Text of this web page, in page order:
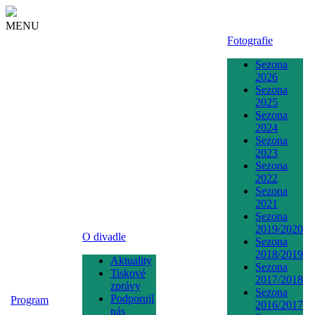
MENU
Program
O divadle
Aktuality
Tiskové
zprávy
Podporují
nás
Fotografie
Sezona
2026
Sezona
2025
Sezona
2024
Sezona
2023
Sezona
2022
Sezona
2021
Sezona
2019/2020
Sezona
2018/2019
Sezona
2017/2018
Sezona
2016/2017